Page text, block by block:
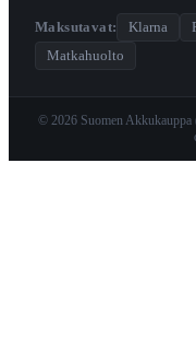
Maksutavat: Klarna
Matkahuolto
© 2026 Suomen